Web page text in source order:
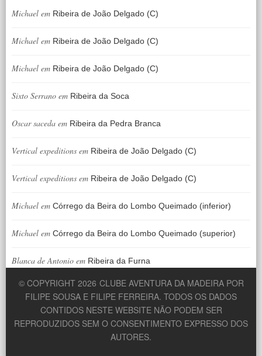
Michael em Ribeira de João Delgado (C)
Michael em Ribeira de João Delgado (C)
Michael em Ribeira de João Delgado (C)
Sixto Serrano em Ribeira da Soca
Oscar saceda em Ribeira da Pedra Branca
Vertical expeditions em Ribeira de João Delgado (C)
Vertical expeditions em Ribeira de João Delgado (C)
Michael em Córrego da Beira do Lombo Queimado (inferior)
Michael em Córrego da Beira do Lombo Queimado (superior)
Blanca de Antonio em Ribeira da Furna
© COPYRIGHT 2026 CLUBE AVENTURA DA MADEIRA POR
FILIPE SOUSA E FILIPE FERREIRA. TODOS OS DADOS
CONTIDOS NESTE WEBSITE NÃO PODEM SER
REPRODUZIDOS SEM O CONSENTIMENTO EXPRESSO DOS
AUTORES.